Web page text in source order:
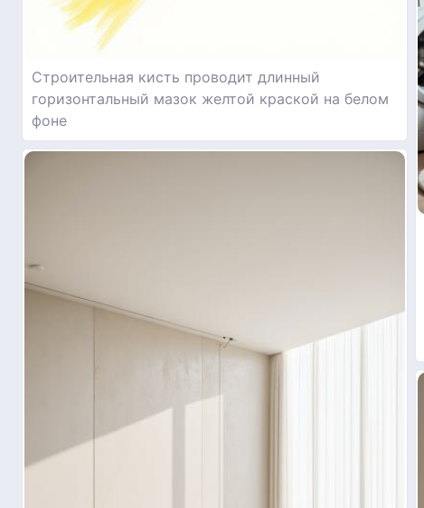
Строительная кисть проводит длинный
горизонтальный мазок желтой краской на белом
фоне